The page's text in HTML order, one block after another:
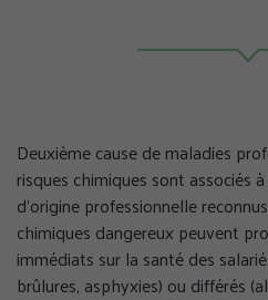
Deuxième cause de maladies
risques chimiques sont associés
d’origine professionnelle
chimiques dangereux peuvent
immédiats sur la santé des
brûlures, asphyxies) ou différés